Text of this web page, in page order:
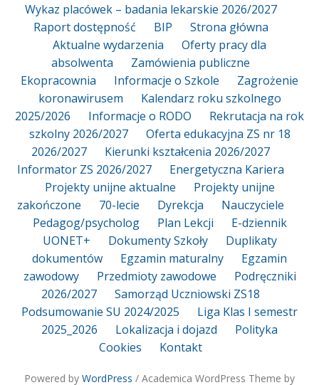
Wykaz placówek – badania lekarskie 2026/2027
Raport dostępność
BIP
Strona główna
Aktualne wydarzenia
Oferty pracy dla
absolwenta
Zamówienia publiczne
Ekopracownia
Informacje o Szkole
Zagrożenie
koronawirusem
Kalendarz roku szkolnego
2025/2026
Informacje o RODO
Rekrutacja na rok
szkolny 2026/2027
Oferta edukacyjna ZS nr 18
2026/2027
Kierunki kształcenia 2026/2027
Informator ZS 2026/2027
Energetyczna Kariera
Projekty unijne aktualne
Projekty unijne
zakończone
70-lecie Dyrekcja
Nauczyciele
Pedagog/psycholog
Plan Lekcji
E-dziennik
UONET+
Dokumenty Szkoły
Duplikaty
dokumentów
Egzamin maturalny
Egzamin
zawodowy
Przedmioty zawodowe
Podręczniki
2026/2027
Samorząd Uczniowski ZS18
Podsumowanie SU 2024/2025
Liga Klas I semestr
2025_2026
Lokalizacja i dojazd
Polityka
Cookies
Kontakt
Powered by WordPress / Academica WordPress Theme by